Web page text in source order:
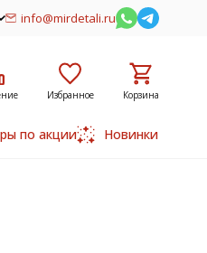
info@mirdetali.ru
Избранное Корзина
по акции Новинки